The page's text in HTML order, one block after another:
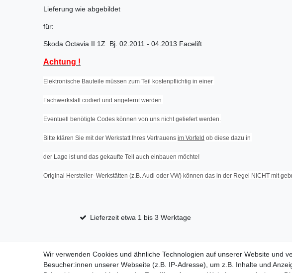
Lieferung wie abgebildet
für:
Skoda Octavia II 1Z Bj. 02.2011 - 04.2013 Facelift
Achtung !
Elektronische Bauteile müssen zum Teil kostenpflichtig in einer
Fachwerkstatt codiert und angelernt werden.
Eventuell benötigte Codes können von uns nicht geliefert werden.
Bitte klären Sie mit der Werkstatt Ihres Vertrauens im Vorfeld ob diese dazu in
der Lage ist und das gekaufte Teil auch einbauen möchte!
Original Hersteller- Werkstätten (z.B. Audi oder VW) können das in der Regel NICHT mit
Lieferzeit etwa 1 bis 3 Werktage
Wir verwenden Cookies und ähnliche Technologien auf unserer Website und
Besucher:innen unserer Webseite (z.B. IP-Adresse), um z.B. Inhalte und
Impressum